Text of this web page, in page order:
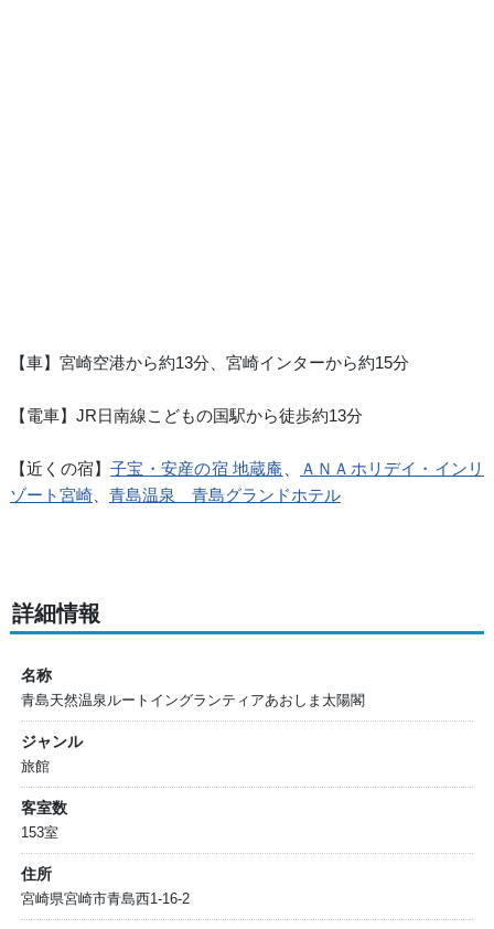
【車】宮崎空港から約13分、宮崎インターから約15分
【電車】JR日南線こどもの国駅から徒歩約13分
【近くの宿】子宝・安産の宿 地蔵庵
ＡＮＡホリデイ・インリ
ゾート宮崎、 青島温泉 青島グランドホテル
詳細情報
名称
青島天然温泉ルートイングランティアあおしま太陽閣
ジャンル
旅館
客室数
153室
住所
宮崎県宮崎市青島西1-16-2